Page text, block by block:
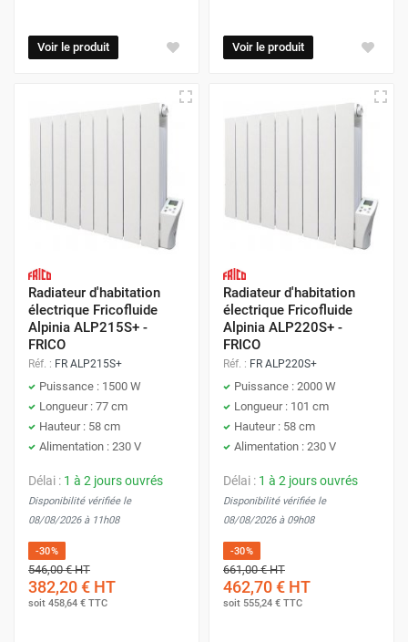
Voir le produit Voir le produit
Radiateur d'habitation
électrique Fricofluide
Alpinia ALP215S+ -
FRICO
Réf. : FR ALP215S+
Puissance : 1500 W
Longueur : 77 cm
Hauteur : 58 cm
Alimentation : 230 V
Délai : 1 à 2 jours ouvrés
Disponibilité vérifiée le
08/08/2026 à 11h08
-30%
546,00 €HT
382,20 € HT
soit 458,64 € TTC
Radiateur d'habitation
électrique Fricofluide
Alpinia ALP220S+ -
FRICO
Réf. : FR ALP220S+
Puissance : 2000 W
Longueur : 101 cm
Hauteur : 58 cm
Alimentation : 230 V
Délai : 1 à 2 jours ouvrés
Disponibilité vérifiée le
08/08/2026 à 09h08
-30%
661,00 €HT
462,70 € HT
soit 555,24 € TTC